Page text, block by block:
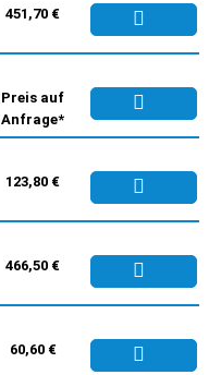
451,70 €
Preis auf
Anfrage*
123,80 €
466,50 €
60,60 €